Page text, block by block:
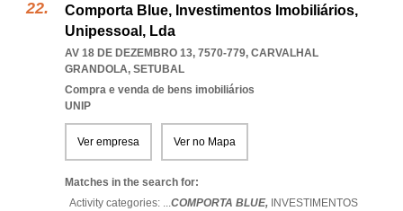
Comporta Blue, Investimentos Imobiliários,
Unipessoal, Lda
AV 18 DE DEZEMBRO 13, 7570-779, CARVALHAL
GRANDOLA, SETUBAL
Compra e venda de bens imobiliários
UNIP
Ver empresa Ver no Mapa
Matches in the search for:
Activity categories: ...COMPORTA BLUE, INVESTIMENTOS